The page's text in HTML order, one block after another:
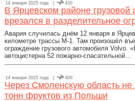
14 января 2025 года | 420
В Ярцевском районе грузовой
врезался в разделительное
Авария случилась днём 12 января в
километре трассы М-1. Там произошёл
ограждение грузового автомобиля Volvo.
автоцистерна 52 пожарно-спасательной...
14 января 2025 года | 400
Через Смоленскую область не
тонн фруктов из Польши